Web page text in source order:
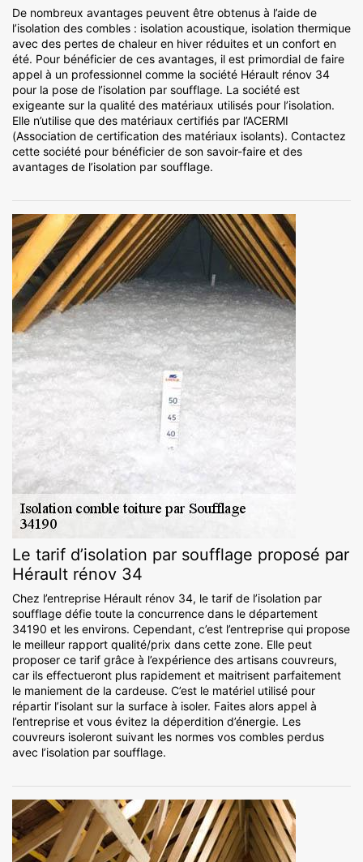
De nombreux avantages peuvent être obtenus à l’aide de
l’isolation des combles : isolation acoustique, isolation thermique
avec des pertes de chaleur en hiver réduites et un confort en
été. Pour bénéficier de ces avantages, il est primordial de faire
appel à un professionnel comme la société Hérault rénov 34
pour la pose de l’isolation par soufflage. La société est
exigeante sur la qualité des matériaux utilisés pour l’isolation.
Elle n’utilise que des matériaux certifiés par l’ACERMI
(Association de certification des matériaux isolants). Contactez
cette société pour bénéficier de son savoir-faire et des
avantages de l’isolation par soufflage.
Le tarif d’isolation par soufflage proposé par
Hérault rénov 34
Chez l’entreprise Hérault rénov 34, le tarif de l’isolation par
soufflage défie toute la concurrence dans le département
34190 et les environs. Cependant, c’est l’entreprise qui propose
le meilleur rapport qualité/prix dans cette zone. Elle peut
proposer ce tarif grâce à l’expérience des artisans couvreurs,
car ils effectueront plus rapidement et maitrisent parfaitement
le maniement de la cardeuse. C’est le matériel utilisé pour
répartir l’isolant sur la surface à isoler. Faites alors appel à
l’entreprise et vous évitez la déperdition d’énergie. Les
couvreurs isoleront suivant les normes vos combles perdus
avec l’isolation par soufflage.